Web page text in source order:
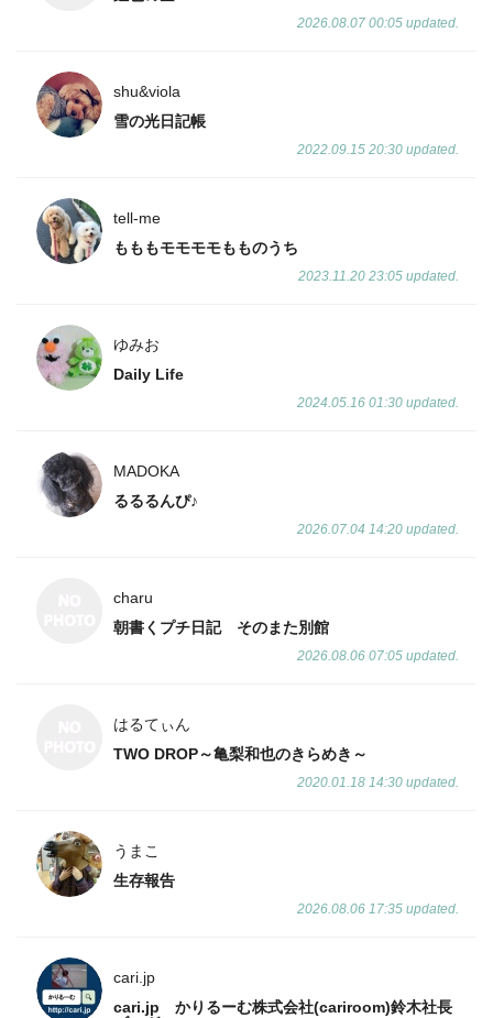
2026.08.07 00:05 updated.
shu&viola
雪の光日記帳
2022.09.15 20:30 updated.
tell-me
もももモモモモもものうち
2023.11.20 23:05 updated.
ゆみお
Daily Life
2024.05.16 01:30 updated.
MADOKA
るるるんぴ♪
2026.07.04 14:20 updated.
charu
朝書くプチ日記 そのまた別館
2026.08.06 07:05 updated.
はるてぃん
TWO DROP～亀梨和也のきらめき～
2020.01.18 14:30 updated.
うまこ
生存報告
2026.08.06 17:35 updated.
cari.jp
cari.jp かりるーむ株式会社(cariroom)鈴木社長